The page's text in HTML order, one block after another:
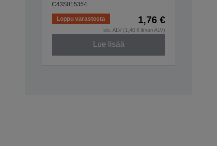
C43S015354
Loppu varastosta 1,76 €
sis. ALV (1,40 € ilman ALV)
Lue lisää